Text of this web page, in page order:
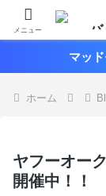
マッ
ホーム
ヤフーオー
開催中！！
メニュー